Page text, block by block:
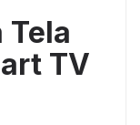
Tela
TV